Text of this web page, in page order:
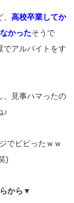
高校卒業してか
かったそうで
でアルバイトをす
、見事ハマったの
♪
でビビったｗｗ
)
から▼